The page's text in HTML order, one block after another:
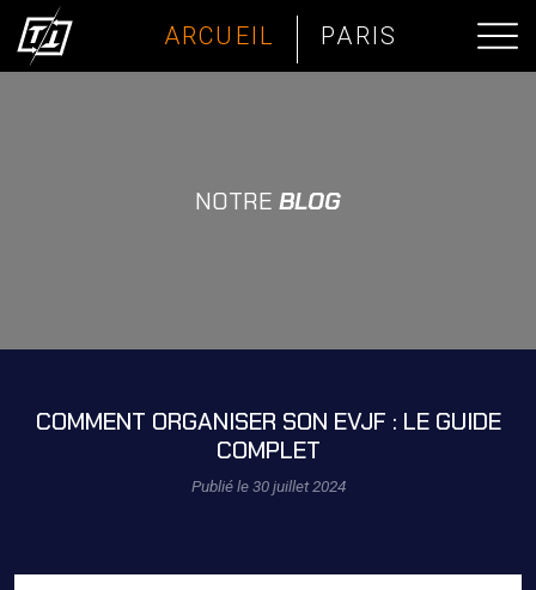
ARCUEIL PARIS
NOTRE BLOG
COMMENT ORGANISER SON EVJF : LE GUIDE
COMPLET
Publié le 30 juillet 2024